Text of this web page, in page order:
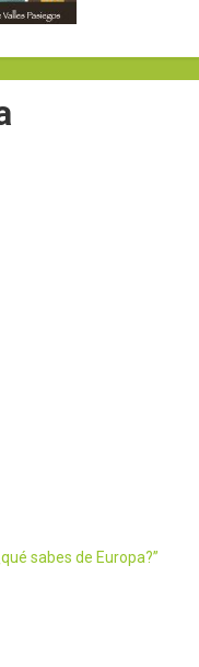
sabes de Europa?”